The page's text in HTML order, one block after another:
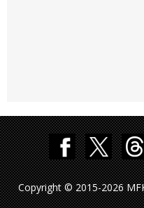
Copyright © 2015-2026